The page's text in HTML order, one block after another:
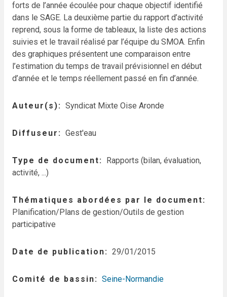
forts de l’année écoulée pour chaque objectif identifié
dans le SAGE. La deuxième partie du rapport d’activité
reprend, sous la forme de tableaux, la liste des actions
suivies et le travail réalisé par l’équipe du SMOA. Enfin
des graphiques présentent une comparaison entre
l’estimation du temps de travail prévisionnel en début
d’année et le temps réellement passé en fin d’année.
Auteur(s) Syndicat Mixte Oise Aronde
Diffuseur Gest'eau
Type de document
Rapports (bilan, évaluation,
activité, ...)
Thématiques abordées par le document
Planification/Plans de gestion/Outils de gestion
participative
Date de publication 29/01/2015
Comité de bassin Seine-Normandie